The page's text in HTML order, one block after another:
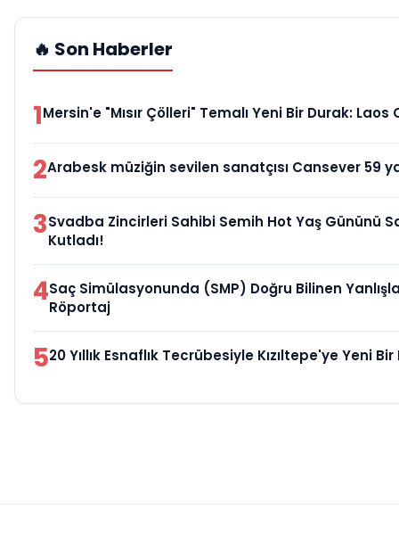
🔥 Son Haberler
1Mersin'e "Mısır Çölleri" Temalı Yeni Bir Durak: Laos
2Arabesk müziğin sevilen sanatçısı Cansever 59
3Svadba Zincirleri Sahibi Semih Hot Yaş Gününü
Kutladı!
4Saç Simülasyonunda (SMP) Doğru Bilinen
Röportaj
520 Yıllık Esnaflık Tecrübesiyle Kızıltepe'ye Yeni